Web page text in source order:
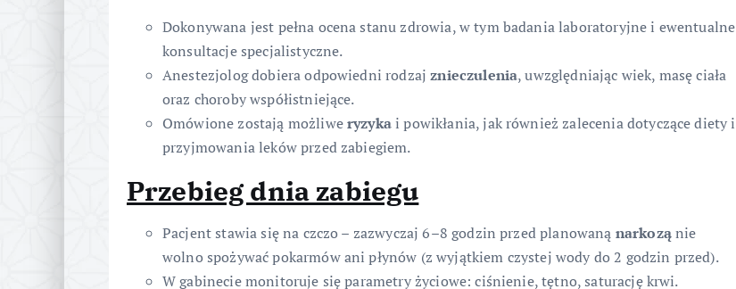
Dokonywana jest pełna ocena stanu zdrowia, w tym badania laboratoryjne i ewentualne
konsultacje specjalistyczne.
Anestezjolog dobiera odpowiedni rodzajznieczulenia, uwzględniając wiek, masę ciała
oraz choroby współistniejące.
Omówione zostają możliweryzykai powikłania, jak również zalecenia dotyczące diety i
przyjmowania leków przed zabiegiem.
Przebieg dnia zabiegu
Pacjent stawia się na czczo – zazwyczaj 6–8 godzin przed planowaną narkoząnie
wolno spożywać pokarmów ani płynów (z wyjątkiem czystej wody do 2 godzin przed).
W gabinecie monitoruje się parametry życiowe: ciśnienie, tętno, saturację krwi.